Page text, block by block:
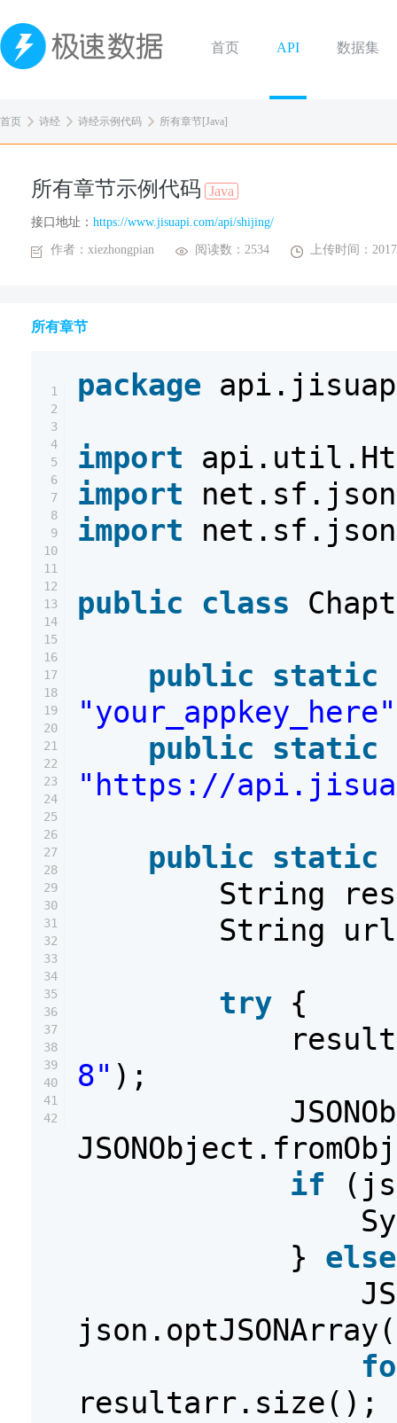
首页 API 数据集
首页 诗经 诗经示例代码 所有章节[Java]
所有章节示例代码 Java
接口地址： https://www.jisuapi.com/api/shijing/
作者：xiezhongpian 阅读数：2534 上传时间：
所有章节
1
2
3
4
5
6
7
8
9
10
11
12
13
14
15
16
17
18
19
20
21
22
23
24
25
26
27
28
29
30
31
32
33
34
35
36
37
38
39
40
41
42
package
import
import
import
public class
public static
"your_appkey_here"
public static
"https://
public static
String
String
try {
8" );
if
} else
json.optJSONArray(
resultarr.size();